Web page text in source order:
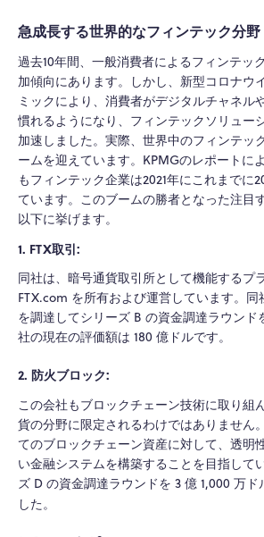
急成長する世界的なフィンテック分野
過去10年間、一般消費者によるフィンテッ
加傾向にあります。しかし、新型コロナウ
ミックにより、消費者がデジタルチャネル
慣れるようになり、フィンテックソリュー
加速しました。実際、世界中のフィンテッ
ームを迎えています。KPMGのレポートに
もフィンテック企業は2021年にこれまでに
ています。このブームの勝者となった注目
以下に挙げます。
1. FTX取引:
同社は、暗号通貨取引所として機能するプ
FTX.com を所有および運営しています。同
を調達してシリーズ B の資金調達ラウンド
社の現在の評価額は 180 億ドルです。
2. 防火ブロック:
この会社もブロックチェーン技術に取り組
貨の分野に限定されるわけではありません
てのブロックチェーン資産に対して、透明
い金融システムを構築することを目指して
ズ D の資金調達ラウンドを 3 億 1,000 万ド
した。